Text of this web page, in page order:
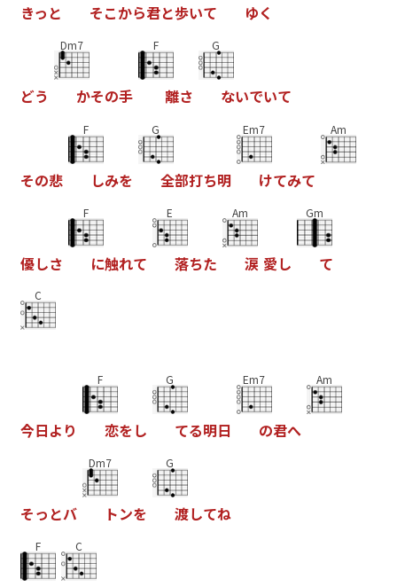
きっ と そこから君と歩いて ゆく
どう
Dm7
かその手
F
離さ
G
ないでいて
その悲
F
しみを
G
全部打ち明
Em7
けてみて
Am
優しさ
F
に触れて
E
落ちた
Am
涙 愛し
Gm
て
C
今日よ り
F
恋をし
G
てる明日
Em7
の君へ
Am
そっ とバ
Dm7
トンを
G
渡してね
F C